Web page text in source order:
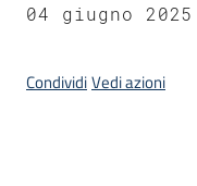
04 giugno 2025
CondividiVedi azioni